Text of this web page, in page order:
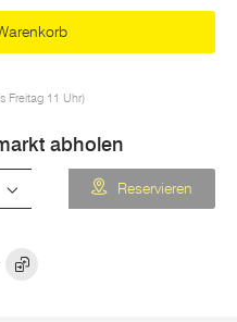
Freitag 11 Uhr)
abholen
Reservieren